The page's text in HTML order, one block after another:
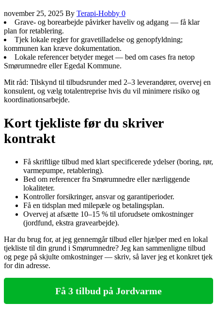
november 25, 2025 By Terapi-Hobby 0
Grave- og borearbejde påvirker haveliv og adgang — få klar
plan for retablering.
Tjek lokale regler for gravetilladelse og genopfyldning;
kommunen kan kræve dokumentation.
Lokale referencer betyder meget — bed om cases fra netop
Smørumnedre eller Egedal Kommune.
Mit råd: Tilskynd til tilbudsrunder med 2–3 leverandører, overvej en
konsulent, og vælg totalentreprise hvis du vil minimere risiko og
koordinationsarbejde.
Kort tjekliste før du skriver
kontrakt
Få skriftlige tilbud med klart specificerede ydelser (boring, rør,
varmepumpe, retablering).
Bed om referencer fra Smørumnedre eller nærliggende
lokaliteter.
Kontroller forsikringer, ansvar og garantiperioder.
Få en tidsplan med milepæle og betalingsplan.
Overvej at afsætte 10–15 % til uforudsete omkostninger
(jordfund, ekstra gravearbejde).
Har du brug for, at jeg gennemgår tilbud eller hjælper med en lokal
tjekliste til din grund i Smørumnedre? Jeg kan sammenligne tilbud
og pege på skjulte omkostninger — skriv, så laver jeg et konkret tjek
for din adresse.
Få 3 tilbud på Jordvarme